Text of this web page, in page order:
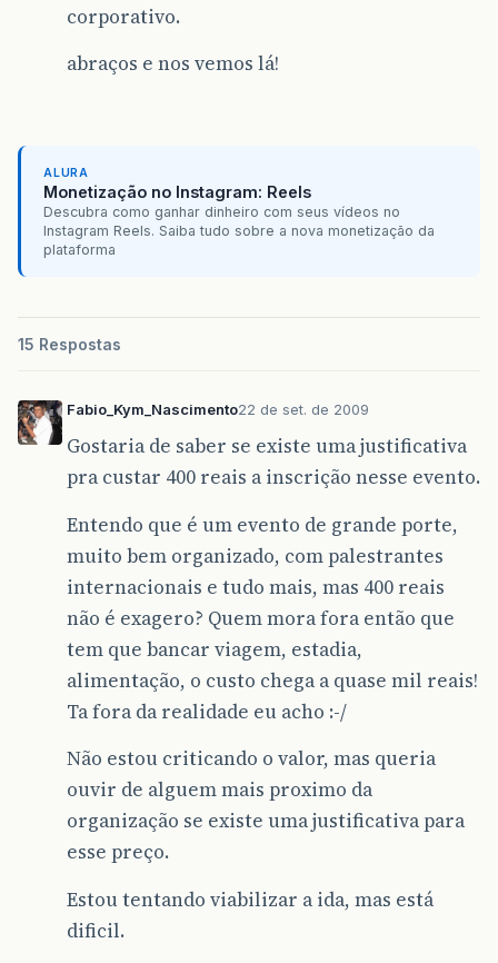
corporativo.
abraços e nos vemos lá!
ALURA
Monetização no Instagram: Reels
Descubra como ganhar dinheiro com seus vídeos no
Instagram Reels. Saiba tudo sobre a nova monetização da
plataforma
15 Respostas
Fabio_Kym_Nascimento22 de set. de 2009
Gostaria de saber se existe uma justificativa
pra custar 400 reais a inscrição nesse evento.
Entendo que é um evento de grande porte,
muito bem organizado, com palestrantes
internacionais e tudo mais, mas 400 reais
não é exagero? Quem mora fora então que
tem que bancar viagem, estadia,
alimentação, o custo chega a quase mil reais!
Ta fora da realidade eu acho :-/
Não estou criticando o valor, mas queria
ouvir de alguem mais proximo da
organização se existe uma justificativa para
esse preço.
Estou tentando viabilizar a ida, mas está
dificil.